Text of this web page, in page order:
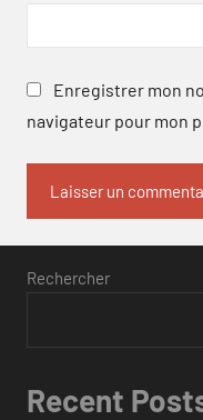
Enregistrer mon
navigateur pour mon
Rechercher
Recent